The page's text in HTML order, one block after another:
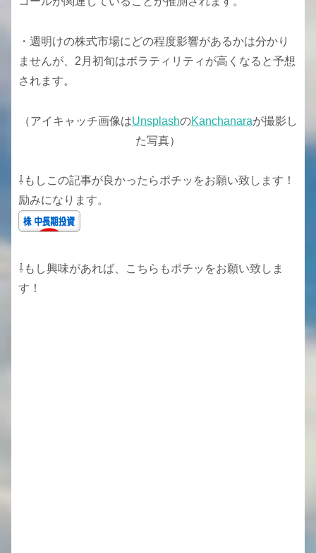
・週明けの株式市場にどの程度影響があるかは分かり
ませんが、2月初旬はボラティリティが高くなると予想
されます。
（アイキャッチ画像はUnsplashのKanchanaraが撮影し
た写真）
⇩もしこの記事が良かったらポチッをお願い致します！
励みになります。
⇩もし興味があれば、こちらもポチッをお願い致しま
す！